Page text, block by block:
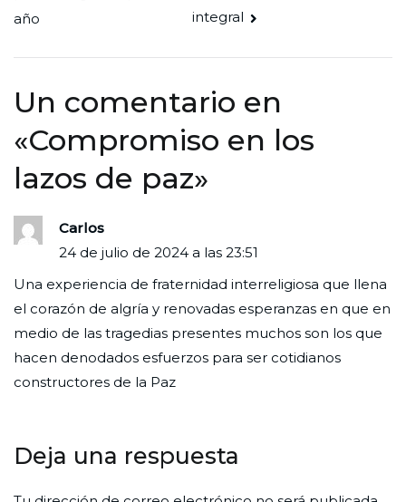
de
año
integral
Un comentario en
«Compromiso en los
lazos de paz»
Carlos
24 de julio de 2024 a las 23:51
Una experiencia de fraternidad interreligiosa que llena
el corazón de algría y renovadas esperanzas en que en
medio de las tragedias presentes muchos son los que
hacen denodados esfuerzos para ser cotidianos
constructores de la Paz
Deja una respuesta